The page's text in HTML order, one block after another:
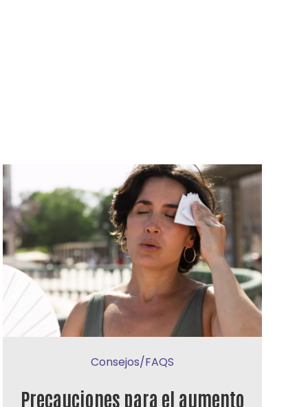
Consejos/FAQS
Precauciones para el aumento